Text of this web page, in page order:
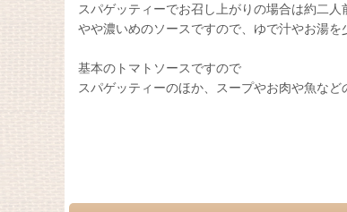
スパゲッティーでお召し上がりの場合は約二人
やや濃いめのソースですので、ゆで汁やお湯を
基本のトマトソースですので
スパゲッティーのほか、スープやお肉や魚な